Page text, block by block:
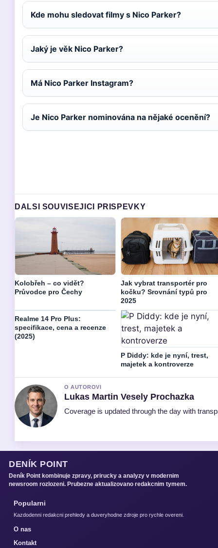
Kde mohu sledovat filmy s Nico Parker?
Jaký je věk Nico Parker?
Má Nico Parker Instagram?
Je Nico Parker nominována na nějaké ocenění?
DALSI SOUVISEJICI PRISPEVKY
Kolobřeh – co vidět?
Průvodce pro Čechy
Jak vybrat transportér pro
kočku? Srovnání typů pro
2025
Realme 14 Pro Plus:
specifikace, cena a recenze
(2025)
P Diddy: kde je nyní, trest,
majetek a kontroverze
O AUTOROVI
Lukas Martin Vesely Prochazka
Coverage is updated through the day with
DENÍK POINT
Deník Point kombinuje zpravy, prirucky a analyzy v modernim
newsroom rozlozeni. Prubezne aktualizovano redakcnim tymem.
Popularni
Kazdodenni redakcni prehledy a duveryhodne zdroje pro rychle overeni.
O nas
Kontakt